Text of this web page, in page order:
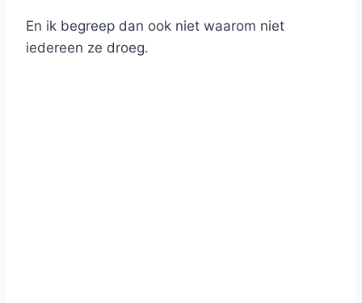
En ik begreep dan ook niet waarom niet
iedereen ze droeg.